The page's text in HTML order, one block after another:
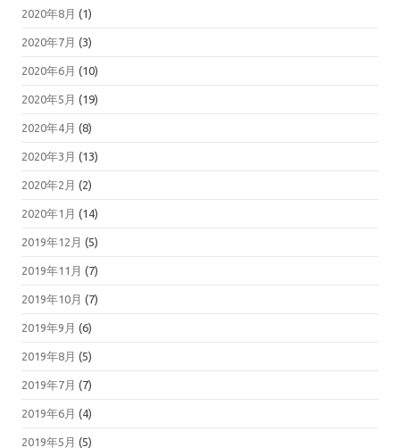
2020年8月 (1)
2020年7月 (3)
2020年6月 (10)
2020年5月 (19)
2020年4月 (8)
2020年3月 (13)
2020年2月 (2)
2020年1月 (14)
2019年12月 (5)
2019年11月 (7)
2019年10月 (7)
2019年9月 (6)
2019年8月 (5)
2019年7月 (7)
2019年6月 (4)
2019年5月 (5)